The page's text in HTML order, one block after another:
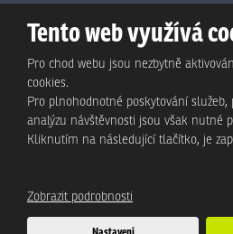
© Animo Bohemia s.r.o., 2026,
Mapa stránek|Podmínky použití|
Tento web je chráněn pomocí Google
Tento web využívá
Pro chod webu jsou nezbytně
cookies.
Pro plnohodnotné poskytování
analýzu návštěvnosti jsou však nutné
Kliknutím na následující tlačítko, je
Zobrazit podrobnosti